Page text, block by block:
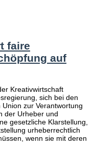
faire
auf
Kreativwirtschaft
sich bei den
zur Verantwortung
der Urheber und
gesetzliche Klarstellung,
urheberrechtlich
wenn sie mit deren